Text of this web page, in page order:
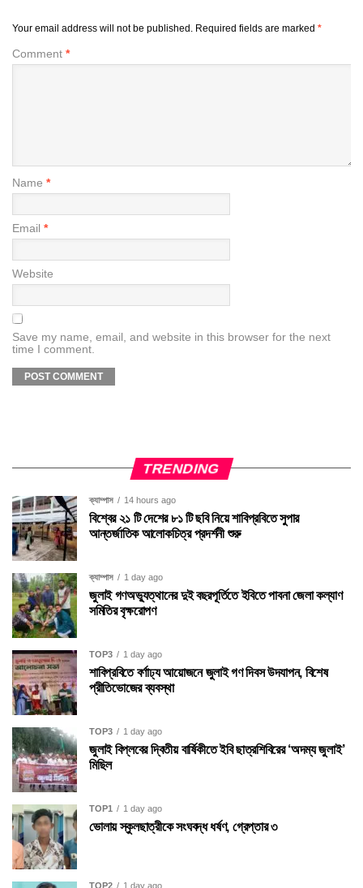
Your email address will not be published. Required fields are marked *
Comment *
Name *
Email *
Website
Save my name, email, and website in this browser for the next
time I comment.
TRENDING
ক্যাম্পাস 14 hours ago
বিশ্বের ২১ টি দেশের ৮১ টি ছবি নিয়ে শাবিপ্রবিতে সুপার
আন্তর্জাতিক আলোকচিত্র প্রদর্শনী শুরু
ক্যাম্পাস 1 day ago
জুলাই গণঅভ্যুত্থানের দুই বছরপূর্তিতে ইবিতে পাবনা জেলা কল্যাণ
সমিতির বৃক্ষরোপণ
TOP3 1 day ago
শাবিপ্রবিতে বর্ণাঢ্য আয়োজনে জুলাই গণ দিবস উদযাপন, বিশেষ
প্রীতিভোজের ব্যবস্থা
TOP3 1 day ago
জুলাই বিপ্লবের দ্বিতীয় বার্ষিকীতে ইবি ছাত্রশিবিরের ‘অদম্য জুলাই’
মিছিল
TOP1 1 day ago
ভোলায় স্কুলছাত্রীকে সংঘবদ্ধ ধর্ষণ, গ্রেপ্তার ৩
TOP2 1 day ago